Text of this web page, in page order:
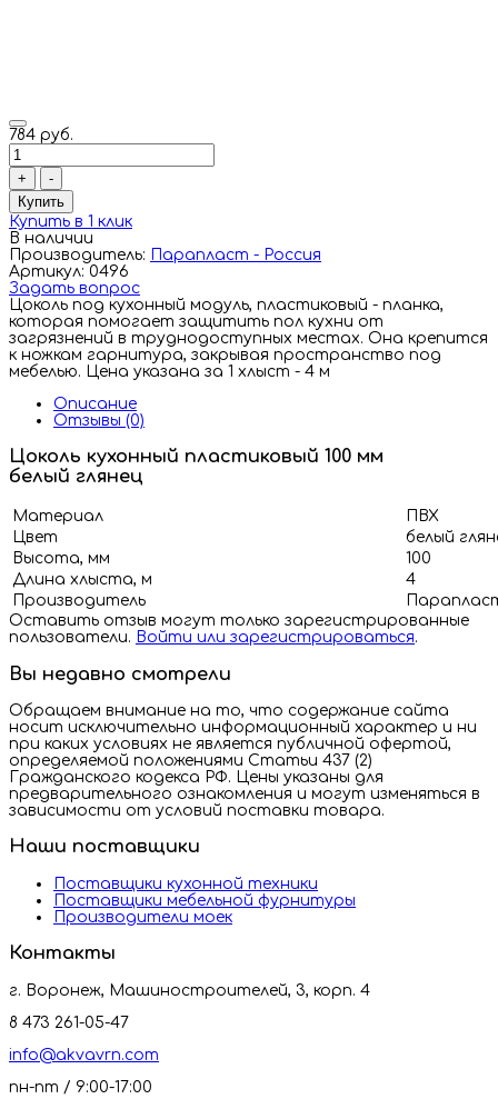
784 руб.
+
-
Купить
Купить в 1 клик
В наличии
Производитель: Парапласт - Россия
Артикул: 0496
Задать вопрос
Цоколь под кухонный модуль, пластиковый - планка,
которая помогает защитить пол кухни от
загрязнений в труднодоступных местах. Она крепится
к ножкам гарнитура, закрывая пространство под
мебелью. Цена указана за 1 хлыст - 4 м
Описание
Отзывы (0)
Цоколь кухонный пластиковый 100 мм
белый глянец
Материал
ПВХ
Цвет
белый
Высота, мм
100
Длина хлыста, м
4
Производитель
Оставить отзыв могут только зарегистрированные
пользователи. Войти или зарегистрироваться.
Вы недавно смотрели
Обращаем внимание на то, что содержание сайта
носит исключительно информационный характер и ни
при каких условиях не является публичной офертой,
определяемой положениями Статьи 437 (2)
Гражданского кодекса РФ. Цены указаны для
предварительного ознакомления и могут изменяться в
зависимости от условий поставки товара.
Наши поставщики
Поставщики кухонной техники
Поставщики мебельной фурнитуры
Производители моек
Контакты
г. Воронеж, Машиностроителей, 3, корп. 4
8 473 261-05-47
info@akvavrn.com
пн-пт / 9:00-17:00